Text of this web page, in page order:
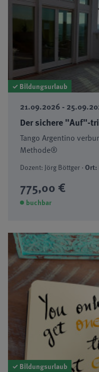
✓ Bildungsurlaub
21.09.2026 -
Der sichere "Auf"-
Tango Argentino
Methode®
Dozent: Jörg Böttger ·Ort:
775,00 €
buchbar
✓ Bildungsurlaub